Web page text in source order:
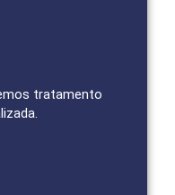
tratamento
Joelho
e técnicas avançadas